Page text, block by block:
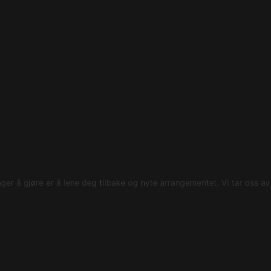
å gjøre er å lene deg tilbake og nyte arrangementet. Vi tar oss av